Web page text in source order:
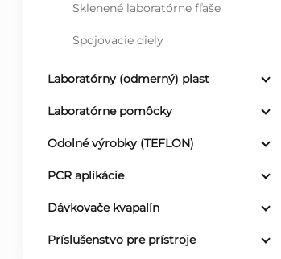
Sklenené laboratórne fľaše
Spojovacie diely
Laboratórny (odmerný) plast
Laboratórne pomôcky
Odolné výrobky (TEFLON)
PCR aplikácie
Dávkovače kvapalín
Príslušenstvo pre prístroje